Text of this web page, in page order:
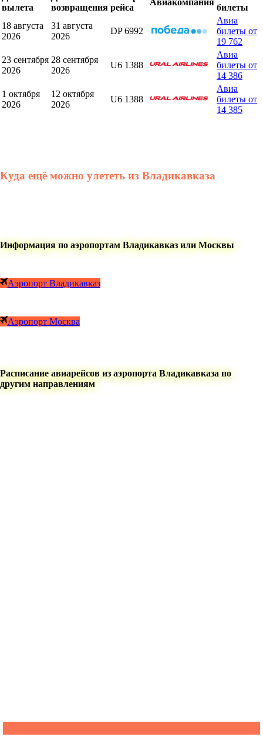
вылета
возвращения рейса
билеты
18 августа
2026
31 августа
2026
DP 6992
Авиа
билеты от
19 762
23 сентября
2026
28 сентября
2026
U6 1388
Авиа
билеты от
14 386
1 октября
2026
12 октября
2026
U6 1388
Авиа
билеты от
14 385
Куда ещё можно улететь из Владикавказа
Информация по аэропортам Владикавказ или Москвы
Аэропорт Владикавказ
Аэропорт Москва
Расписание авиарейсов из аэропорта Владикавказа по
другим направлениям